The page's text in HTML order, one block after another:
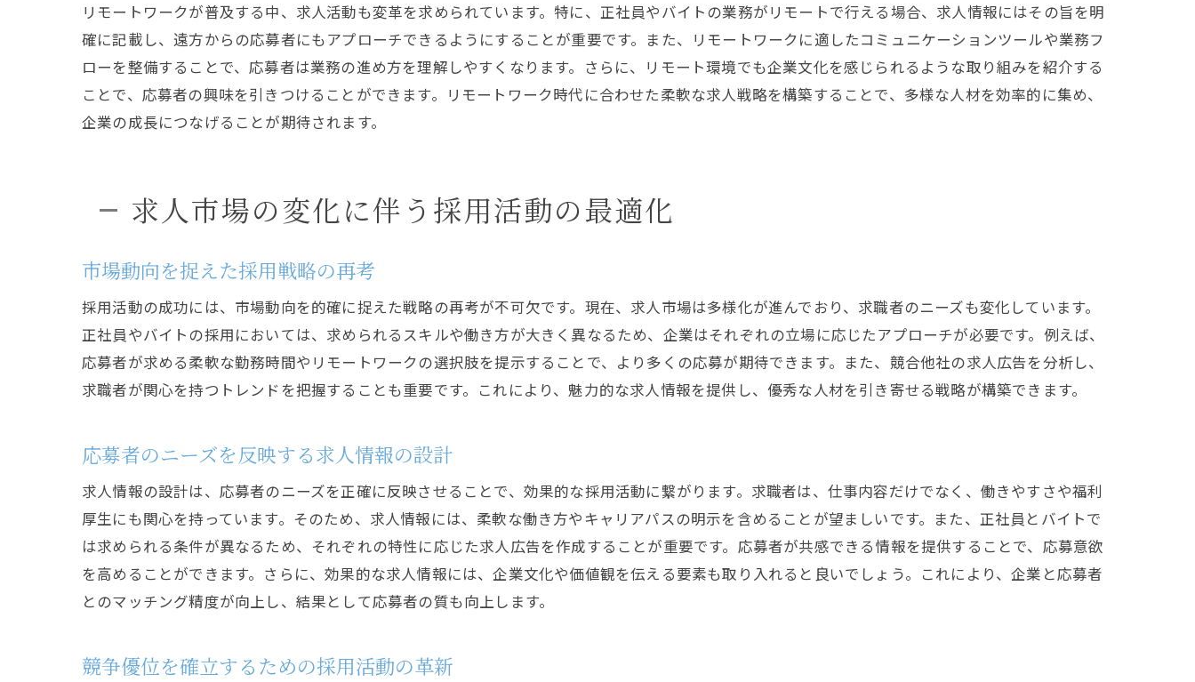
ブランド価値を高める採用活動
企業の将来戦略と一致した人材獲得
採用活動が企業文化に与える影響
契約社員や派遣社員の採用戦略
バイト応募の多様化に対応する施策
ハイブリッドワーク文化の普及と採用活動
地域特性に応じた採用戦略の構築
リモートワークが普及する中、求人活動も変革を求められています。特に、正社員やバイトの業務がリモートで行える場合、求人情報にはその旨を明
確に記載し、遠方からの応募者にもアプローチできるようにすることが重要です。また、リモートワークに適したコミュニケーションツールや業務フ
ローを整備することで、応募者は業務の進め方を理解しやすくなります。さらに、リモート環境でも企業文化を感じられるような取り組みを紹介する
ことで、応募者の興味を引きつけることができます。リモートワーク時代に合わせた柔軟な求人戦略を構築することで、多様な人材を効率的に集め、
企業の成長につなげることが期待されます。
求人市場の変化に伴う採用活動の最適化
市場動向を捉えた採用戦略の再考
採用活動の成功には、市場動向を的確に捉えた戦略の再考が不可欠です。現在、求人市場は多様化が進んでおり、求職者のニーズも変化しています。
正社員やバイトの採用においては、求められるスキルや働き方が大きく異なるため、企業はそれぞれの立場に応じたアプローチが必要です。例えば、
応募者が求める柔軟な勤務時間やリモートワークの選択肢を提示することで、より多くの応募が期待できます。また、競合他社の求人広告を分析し、
求職者が関心を持つトレンドを把握することも重要です。これにより、魅力的な求人情報を提供し、優秀な人材を引き寄せる戦略が構築できます。
応募者のニーズを反映する求人情報の設計
求人情報の設計は、応募者のニーズを正確に反映させることで、効果的な採用活動に繋がります。求職者は、仕事内容だけでなく、働きやすさや福利
厚生にも関心を持っています。そのため、求人情報には、柔軟な働き方やキャリアパスの明示を含めることが望ましいです。また、正社員とバイトで
は求められる条件が異なるため、それぞれの特性に応じた求人広告を作成することが重要です。応募者が共感できる情報を提供することで、応募意欲
を高めることができます。さらに、効果的な求人情報には、企業文化や価値観を伝える要素も取り入れると良いでしょう。これにより、企業と応募者
とのマッチング精度が向上し、結果として応募者の質も向上します。
競争優位を確立するための採用活動の革新